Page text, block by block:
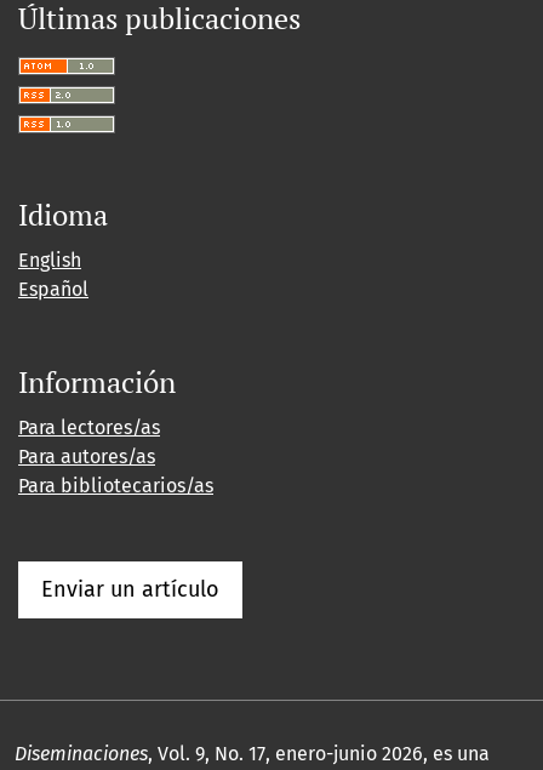
Últimas publicaciones
Idioma
English
Español
Información
Para lectores/as
Para autores/as
Para bibliotecarios/as
Enviar un artículo
Diseminaciones, Vol. 9, No. 17, enero-junio 2026, es una